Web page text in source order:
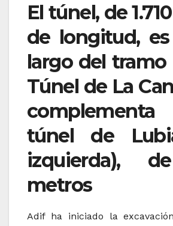
El túnel, de
de longitud,
largo del tramo
Túnel de La
túnel de
izquierda),
metros
Adif ha iniciado la